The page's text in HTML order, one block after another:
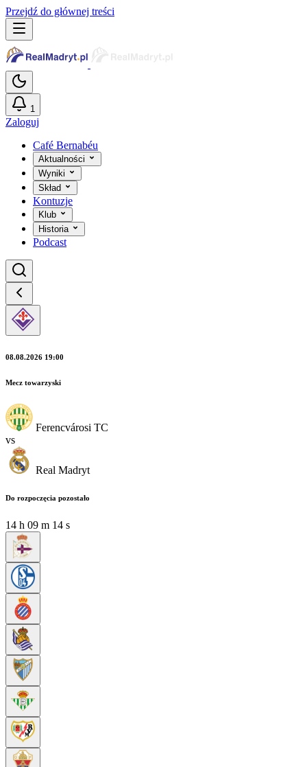
Przejdź do głównej treści
1
Zaloguj
Café Bernabéu
Aktualności
Wyniki
Skład
Kontuzje
Klub
Historia
Podcast
08.08.2026 19:00
Mecz towarzyski
Ferencvárosi TC
vs
Real Madryt
Do rozpoczęcia pozostało
14 h 09 m 12 s